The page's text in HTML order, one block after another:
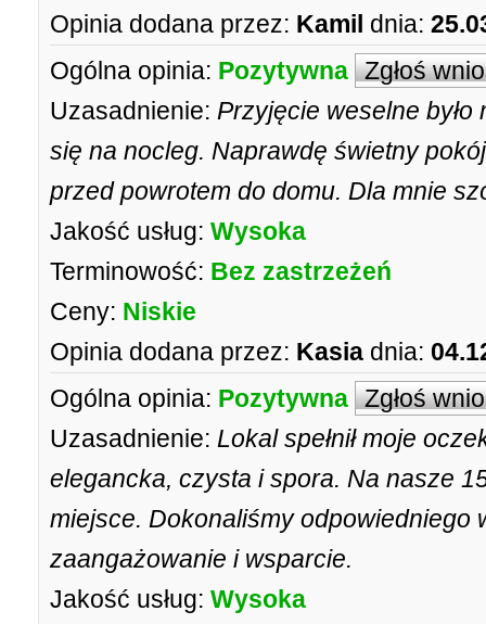
Opinia dodana przez: Kamil dnia:
Ogólna opinia: Pozytywna Zgłoś
Uzasadnienie: Przyjęcie weselne
się na nocleg. Naprawdę świetny
przed powrotem do domu. Dla mnie
Jakość usług: Wysoka
Terminowość: Bez zastrzeżeń
Ceny: Niskie
Opinia dodana przez: Kasia dnia:
Ogólna opinia: Pozytywna Zgłoś
Uzasadnienie: Lokal spełnił moje
elegancka, czysta i spora. Na nasze
miejsce. Dokonaliśmy odpowiedniego
zaangażowanie i wsparcie.
Jakość usług: Wysoka